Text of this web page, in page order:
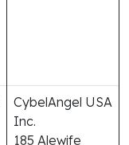
CybelAngel USA
Inc.
185 Alewife